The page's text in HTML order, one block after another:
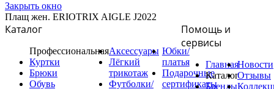
Закрыть окно
Плащ жен. ERIOTRIX AIGLE J2022
Каталог
Профессиональная
Куртки
Брюки
Обувь
Аксессуары
Лёгкий
трикотаж
Футболки/
Юбки/
платья
Подарочные
сертификаты
Помощь и
сервисы
Главная
Каталог
Бренды
Новости
Отзывы